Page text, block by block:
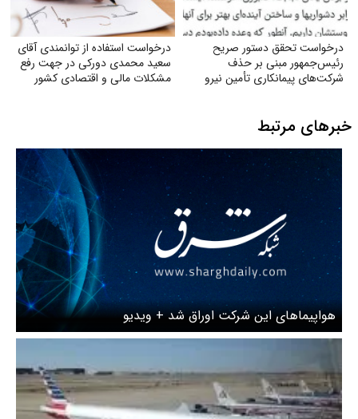
درخواست تحقق دستور صریح
رئیس‌جمهور مبنی بر حذف
شرکت‌های پیمانکاری تأمین نیرو
درخواست استفاده از توانمندی آقای
سعید محمدی دورکی در جهت رفع
مشکلات مالی و اقتصادی کشور
خبرهای مرتبط
هواپیماهای این شرکت اوراق شد + ویدیو